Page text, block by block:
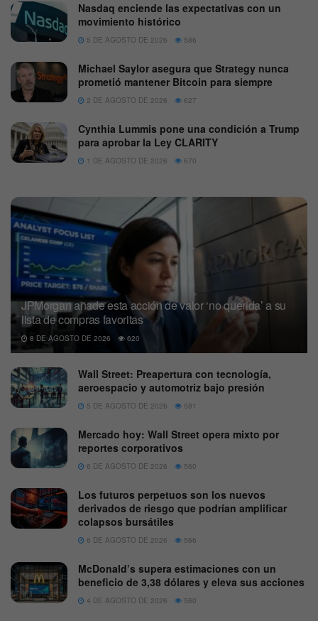
Nasdaq enciende las expectativas con un
movimiento histórico
5 DE AGOSTO DE 2026 586
Michael Saylor asegura que Strategy nunca
prometió mantener Bitcoin para siempre
2 DE AGOSTO DE 2026 627
Cynthia Lummis pone una condición a Trump
para aprobar la Ley CLARITY
1 DE AGOSTO DE 2026 670
JPMorgan añade esta acción de valor ‘no querida’ a su
lista de compras favoritas
8 DE AGOSTO DE 2026 620
Wall Street: Preapertura con tecnología,
aeroespacio y automotriz bajo presión
5 DE AGOSTO DE 2026 581
Mercado hoy: Wall Street opera mixto por
reportes corporativos
6 DE AGOSTO DE 2026 560
Los futuros perpetuos son los nuevos
derivados de riesgo que podrían amplificar
colapsos bursátiles
6 DE AGOSTO DE 2026 566
McDonald’s supera estimaciones con un
beneficio de 3,38 dólares y eleva sus acciones
4 DE AGOSTO DE 2026 560